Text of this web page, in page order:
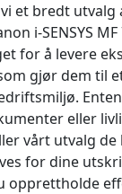
et bredt utvalg
i-SENSYS
for å levere
gjør dem til
eller
vårt utvalg de
for dine
opprettholde